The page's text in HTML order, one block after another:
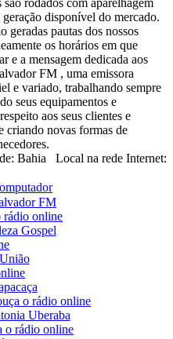
disponível do mercado.
geradas pautas dos nossos
os horários em que
e a mensagem dedicada aos
FM , uma emissora
e variado, trabalhando sempre
seus equipamentos e
aos seus clientes e
criando novas formas de
Bahia Local na rede Internet:
FM
Gospel
Uberaba